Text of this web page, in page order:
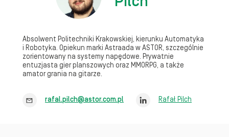
Absolwent Politechniki Krakowskiej, kierunku Automatyka
i Robotyka. Opiekun marki Astraada w ASTOR, szczególnie
zorientowany na systemy napędowe. Prywatnie
entuzjasta gier planszowych oraz MMORPG, a także
amator grania na gitarze.
rafal.pilch@astor.com.pl Rafał Pilch